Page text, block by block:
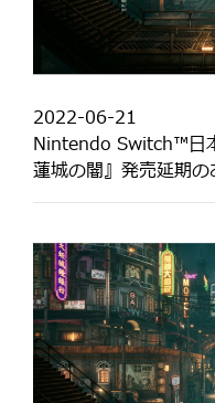
2022-06-21
Nintendo Switch™日
蓮城の闇』発売延期